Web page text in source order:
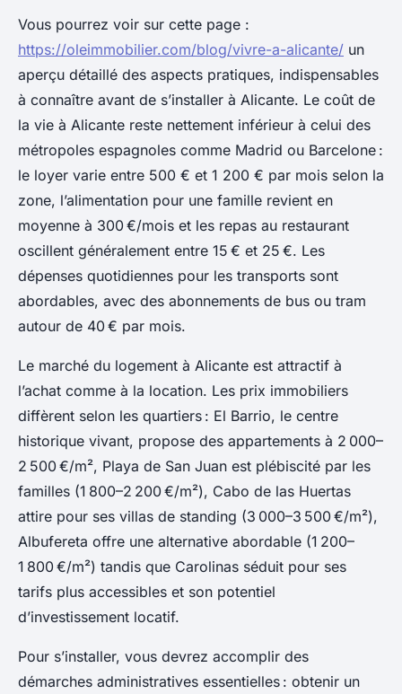
Vous pourrez voir sur cette page :
https://oleimmobilier.com/blog/vivre-a-alicante/ un
aperçu détaillé des aspects pratiques, indispensables
à connaître avant de s’installer à Alicante. Le coût de
la vie à Alicante reste nettement inférieur à celui des
métropoles espagnoles comme Madrid ou Barcelone :
le loyer varie entre 500 € et 1 200 € par mois selon la
zone, l’alimentation pour une famille revient en
moyenne à 300 €/mois et les repas au restaurant
oscillent généralement entre 15 € et 25 €. Les
dépenses quotidiennes pour les transports sont
abordables, avec des abonnements de bus ou tram
autour de 40 € par mois.
Le marché du logement à Alicante est attractif à
l’achat comme à la location. Les prix immobiliers
diffèrent selon les quartiers : El Barrio, le centre
historique vivant, propose des appartements à 2 000–
2 500 €/m², Playa de San Juan est plébiscité par les
familles (1 800–2 200 €/m²), Cabo de las Huertas
attire pour ses villas de standing (3 000–3 500 €/m²),
Albufereta offre une alternative abordable (1 200–
1 800 €/m²) tandis que Carolinas séduit pour ses
tarifs plus accessibles et son potentiel
d’investissement locatif.
Pour s’installer, vous devrez accomplir des
démarches administratives essentielles : obtenir un